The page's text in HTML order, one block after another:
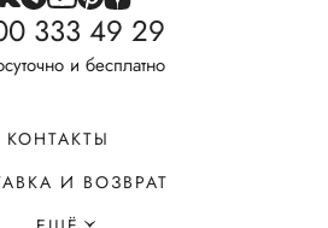
333 49 29
и бесплатно
КОНТАКТЫ
И ВОЗВРАТ